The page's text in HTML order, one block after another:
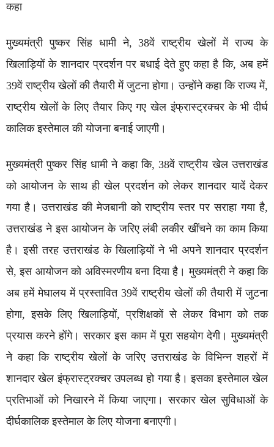
कहा
मुख्यमंत्री पुष्कर सिंह धामी ने, 38वें राष्ट्रीय खेलों में राज्य के
खिलाड़ियों के शानदार प्रदर्शन पर बधाई देते हुए कहा है कि, अब हमें
39वें राष्ट्रीय खेलों की तैयारी में जुटना होगा। उन्होंने कहा कि राज्य में,
राष्ट्रीय खेलों के लिए तैयार किए गए खेल इंफ्रास्ट्रक्चर के भी दीर्घ
कालिक इस्तेमाल की योजना बनाई जाएगी।
मुख्यमंत्री पुष्कर सिंह धामी ने कहा कि, 38वें राष्ट्रीय खेल उत्तराखंड
को आयोजन के साथ ही खेल प्रदर्शन को लेकर शानदार यादें देकर
गया है। उत्तराखंड की मेजबानी को राष्ट्रीय स्तर पर सराहा गया है,
उत्तराखंड ने इस आयोजन के जरिए लंबी लकीर खींचने का काम किया
है। इसी तरह उत्तराखंड के खिलाड़ियों ने भी अपने शानदार प्रदर्शन
से, इस आयोजन को अविस्मरणीय बना दिया है। मुख्यमंत्री ने कहा कि
अब हमें मेघालय में प्रस्तावित 39वें राष्ट्रीय खेलों की तैयारी में जुटना
होगा, इसके लिए खिलाड़ियों, प्रशिक्षकों से लेकर विभाग को तक
प्रयास करने होंगे। सरकार इस काम में पूरा सहयोग देगी। मुख्यमंत्री
ने कहा कि राष्ट्रीय खेलों के जरिए उत्तराखंड के विभिन्न शहरों में
शानदार खेल इंफ्रास्ट्रक्चर उपलब्ध हो गया है। इसका इस्तेमाल खेल
प्रतिभाओं को निखारने में किया जाएगा। सरकार खेल सुविधाओं के
दीर्घकालिक इस्तेमाल के लिए योजना बनाएगी।